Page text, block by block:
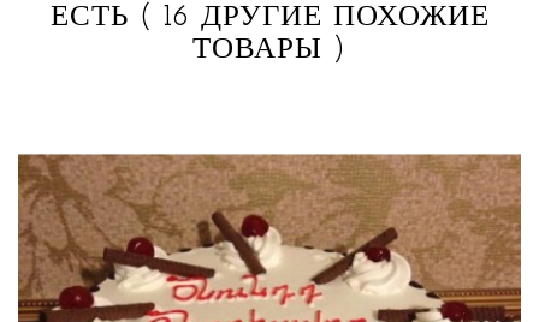
ЕСТЬ ( 16 ДРУГИЕ ПОХОЖИЕ
ТОВАРЫ )